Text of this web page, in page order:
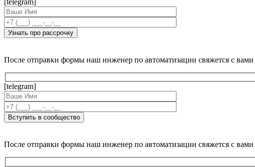
После отправки формы наш инженер по автоматизации свяжется с вами
[telegram]
После отправки формы наш инженер по автоматизации свяжется с вами